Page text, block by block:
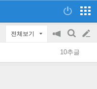
전체보기
공
지
on/off
검
색
글
쓰
10추글